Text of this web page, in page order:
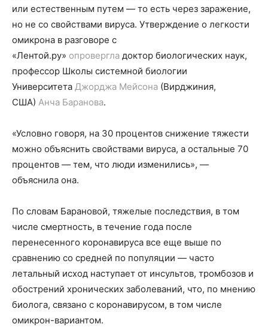
или естественным путем — то есть через заражение,
но не со свойствами вируса. Утверждение о легкости
омикрона в разговоре с
«Лентой.ру» опровергла доктор биологических наук,
профессор Школы системной биологии
Университета Джорджа Мейсона (Вирджиния,
США) Анча Баранова.
«Условно говоря, на 30 процентов снижение тяжести
можно объяснить свойствами вируса, а остальные 70
процентов — тем, что люди изменились», —
объяснила она.
По словам Барановой, тяжелые последствия, в том
числе смертность, в течение года после
перенесенного коронавируса все еще выше по
сравнению со средней по популяции — часто
летальный исход наступает от инсультов, тромбозов и
обострений хронических заболеваний, что, по мнению
биолога, связано с коронавирусом, в том числе
омикрон-вариантом.